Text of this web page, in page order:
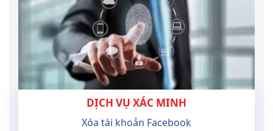
DỊCH VỤ XÁC MINH
Xóa tài khoản Facebook